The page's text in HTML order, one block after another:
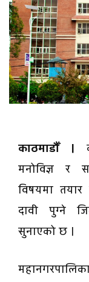
काठमाडौँ ।
मनोविज्ञ र
विषयमा तयार
दावी पुग्ने
सुनाएको छ ।